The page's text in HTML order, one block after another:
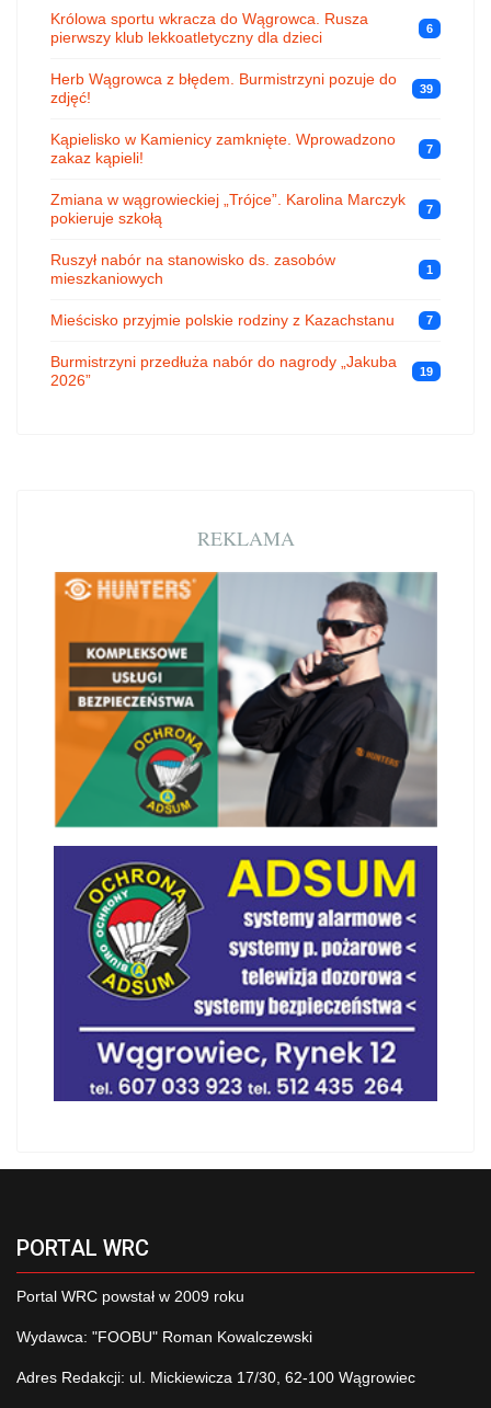
Królowa sportu wkracza do Wągrowca. Rusza
pierwszy klub lekkoatletyczny dla dzieci
6
Herb Wągrowca z błędem. Burmistrzyni pozuje do
zdjęć!
39
Kąpielisko w Kamienicy zamknięte. Wprowadzono
zakaz kąpieli!
7
Zmiana w wągrowieckiej „Trójce”. Karolina Marczyk
pokieruje szkołą
7
Ruszył nabór na stanowisko ds. zasobów
mieszkaniowych
1
Mieścisko przyjmie polskie rodziny z Kazachstanu 7
Burmistrzyni przedłuża nabór do nagrody „Jakuba
2026”
19
REKLAMA
PORTAL WRC
Portal WRC powstał w 2009 roku
Wydawca: "FOOBU" Roman Kowalczewski
Adres Redakcji: ul. Mickiewicza 17/30, 62-100 Wągrowiec